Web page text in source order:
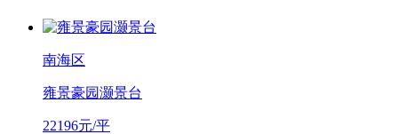
南海区
雍景豪园灏景台
22196元/平